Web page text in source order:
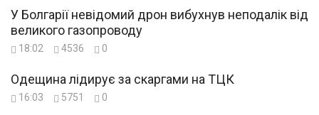
У Болгарії невідомий дрон вибухнув неподалік від
великого газопроводу
18:02 4536 0
Одещина лідирує за скаргами на ТЦК
16:03 5751 0